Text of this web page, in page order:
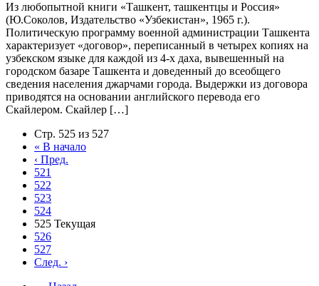
Из любопытной книги «Ташкент, ташкентцы и Россия»
(Ю.Соколов, Издательство «Узбекистан», 1965 г.).
Политическую программу военной администрации Ташкента
характеризует «договор», переписанный в четырех копиях на
узбекском языке для каждой из 4-х даха, вывешенный на
городском базаре Ташкента и доведенный до всеобщего
сведения населения джарчами города. Выдержки из договора
приводятся на основании английского перевода его
Скайлером. Скайлер […]
Стр. 525 из 527
« В начало
‹ Пред.
521
522
523
524
525 Текущая
526
527
След. ›